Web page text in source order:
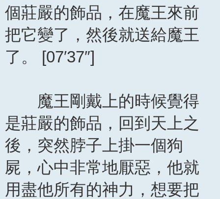
個莊嚴的飾品，在魔王來前
把它變了，然後就送給魔王
了。 [07′37″]
魔王剛戴上的時候覺得
是莊嚴的飾品，回到天上之
後，突然脖子上掛一個狗
屍，心中非常地厭惡，他就
用盡他所有的神力，想要把